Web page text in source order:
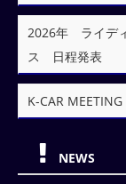
2026年 ライデ
ス 日程発表
K-CAR
NEWS